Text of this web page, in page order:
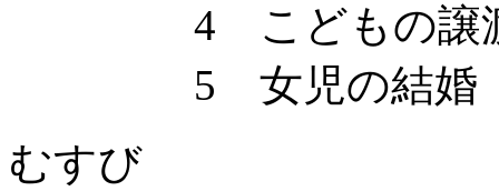
4 こどもの譲渡
5 女児の結婚
むすび